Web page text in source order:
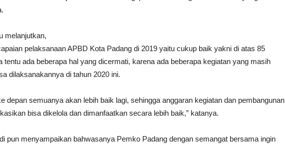
melanjutkan,
pelaksanaan APBD Kota Padang di 2019 yaitu cukup baik yakni di atas 85
tentu ada beberapa hal yang dicermati, karena ada beberapa kegiatan yang masih
dilaksanakannya di tahun 2020 ini.
depan semuanya akan lebih baik lagi, sehingga anggaran kegiatan dan pembangunan
bisa dikelola dan dimanfaatkan secara lebih baik,” katanya.
pun menyampaikan bahwasanya Pemko Padang dengan semangat bersama ingin